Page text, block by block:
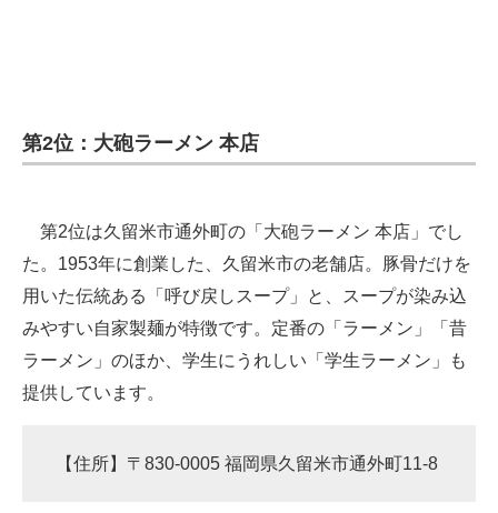
第2位：大砲ラーメン 本店
第2位は久留米市通外町の「大砲ラーメン 本店」でし
た。1953年に創業した、久留米市の老舗店。豚骨だけを
用いた伝統ある「呼び戻しスープ」と、スープが染み込
みやすい自家製麺が特徴です。定番の「ラーメン」「昔
ラーメン」のほか、学生にうれしい「学生ラーメン」も
提供しています。
【住所】〒830-0005 福岡県久留米市通外町11-8